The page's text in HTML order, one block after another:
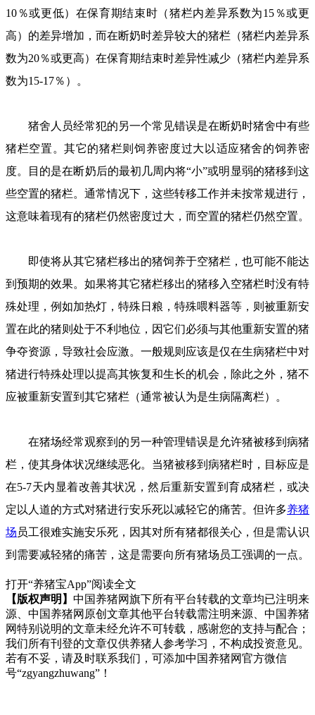
10％或更低）在保育期结束时（猪栏内差异系数为15％或更
高）的差异增加，而在断奶时差异较大的猪栏（猪栏内差异系
数为20％或更高）在保育期结束时差异性减少（猪栏内差异系
数为15-17％）。
猪舍人员经常犯的另一个常见错误是在断奶时猪舍中有些
猪栏空置。其它的猪栏则饲养密度过大以适应猪舍的饲养密
度。目的是在断奶后的最初几周内将“小”或明显弱的猪移到这
些空置的猪栏。通常情况下，这些转移工作并未按常规进行，
这意味着现有的猪栏仍然密度过大，而空置的猪栏仍然空置。
即使将从其它猪栏移出的猪饲养于空猪栏，也可能不能达
到预期的效果。如果将其它猪栏移出的猪移入空猪栏时没有特
殊处理，例如加热灯，特殊日粮，特殊喂料器等，则被重新安
置在此的猪则处于不利地位，因它们必须与其他重新安置的猪
争夺资源，导致社会应激。一般规则应该是仅在生病猪栏中对
猪进行特殊处理以提高其恢复和生长的机会，除此之外，猪不
应被重新安置到其它猪栏（通常被认为是生病隔离栏）。
在猪场经常观察到的另一种管理错误是允许猪被移到病猪
栏，使其身体状况继续恶化。当猪被移到病猪栏时，目标应是
在5-7天内显着改善其状况，然后重新安置到育成猪栏，或决
定以人道的方式对猪进行安乐死以减轻它的痛苦。但许多养猪
场 员工很难实施安乐死，因其对所有猪都很关心，但是需认识
到需要减轻猪的痛苦，这是需要向所有猪场员工强调的一点。
打开“养猪宝App”阅读全文
【版权声明】 中国养猪网旗下所有平台转载的文章均已注明来
源、中国养猪网原创文章其他平台转载需注明来源、中国养猪
网特别说明的文章未经允许不可转载，感谢您的支持与配合；
我们所有刊登的文章仅供养猪人参考学习，不构成投资意见。
若有不妥，请及时联系我们，可添加中国养猪网官方微信
号“zgyangzhuwang”！